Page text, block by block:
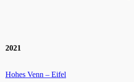
2021
Hohes Venn – Eifel